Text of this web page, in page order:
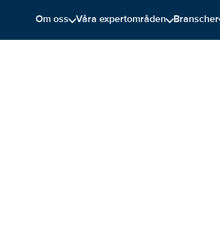
Om oss Våra expertområden Branscher